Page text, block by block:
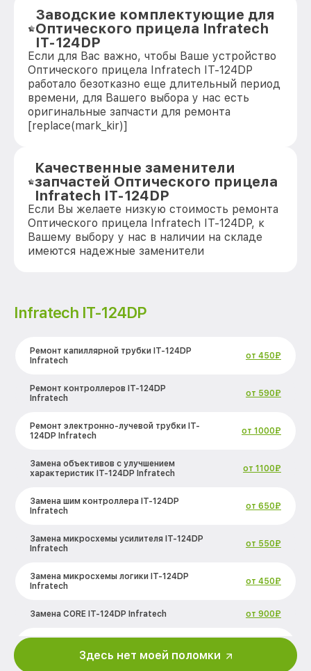
Заводские комплектующие для
Оптического прицела Infratech
IT-124DP
Если для Вас важно, чтобы Ваше устройство
Оптического прицела Infratech IT-124DP
работало безотказно еще длительный период
времени, для Вашего выбора у нас есть
оригинальные запчасти для ремонта
[replace(mark_kir)]
Качественные заменители
запчастей Оптического прицела
Infratech IT-124DP
Если Вы желаете низкую стоимость ремонта
Оптического прицела Infratech IT-124DP, к
Вашему выбору у нас в наличии на складе
имеются надежные заменители
Infratech IT-124DP
Ремонт капиллярной трубки IT-124DP
Infratech
от 450₽
Ремонт контроллеров IT-124DP
Infratech
от 590₽
Ремонт электронно-лучевой трубки IT-
124DP Infratech
от 1000₽
Замена объективов с улучшением
характеристик IT-124DP Infratech
от 1100₽
Замена шим контроллера IT-124DP
Infratech
от 650₽
Замена микросхемы усилителя IT-124DP
Infratech
от 550₽
Замена микросхемы логики IT-124DP
Infratech
от 450₽
Замена CORE IT-124DP Infratech от 900₽
других устройств IT-124DP Infratech
Здесь нет моей поломки